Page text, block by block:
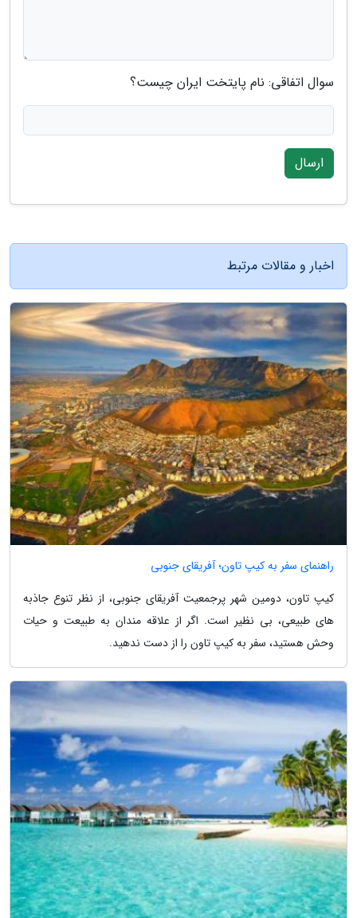
سوال اتفاقی: نام پایتخت ایران چیست؟
ارسال
اخبار و مقالات مرتبط
راهنمای سفر به کیپ تاون؛ آفریقای جنوبی
کیپ تاون، دومین شهر پرجمعیت آفریقای جنوبی، از نظر تنوع جاذبه
های طبیعی، بی نظیر است. اگر از علاقه مندان به طبیعت و حیات
وحش هستید، سفر به کیپ تاون را از دست ندهید.